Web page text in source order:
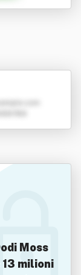
Moss
13 milioni